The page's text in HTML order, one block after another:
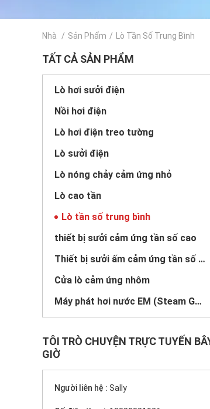
Nhà / Sản Phẩm / Lò Tần Số Trung Bình
TẤT CẢ SẢN PHẨM
Lò hơi sưởi điện
Nồi hơi điện
Lò hơi điện treo tường
Lò sưởi điện
Lò nóng chảy cảm ứng nhỏ
Lò cao tần
Lò tần số trung bình
thiết bị sưởi cảm ứng tần số cao
Thiết bị sưởi ấm cảm ứng tần số trung bình
Cửa lò cảm ứng nhôm
Máy phát hơi nước EM (Steam Generator)
TÔI TRÒ CHUYỆN TRỰC TUYẾN
GIỜ
Người liên hệ : Sally